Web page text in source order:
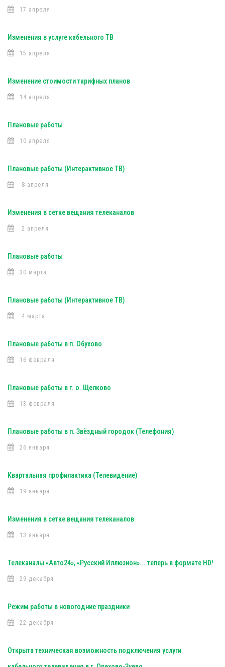
17 апреля
Изменения в услуге кабельного ТВ
15 апреля
Изменение стоимости тарифных планов
14 апреля
Плановые работы
10 апреля
Плановые работы (Интерактивное ТВ)
8 апреля
Изменения в сетке вещания телеканалов
2 апреля
Плановые работы
30 марта
Плановые работы (Интерактивное ТВ)
4 марта
Плановые работы в п. Обухово
16 февраля
Плановые работы в г. о. Щелково
13 февраля
Плановые работы в п. Звёздный городок (Телефония)
26 января
Квартальная профилактика (Телевидение)
19 января
Изменения в сетке вещания телеканалов
13 января
Телеканалы «Авто24», «Русский Иллюзион»... теперь в формате HD!
29 декабря
Режим работы в новогодние праздники
22 декабря
Открыта техническая возможность подключения услуги